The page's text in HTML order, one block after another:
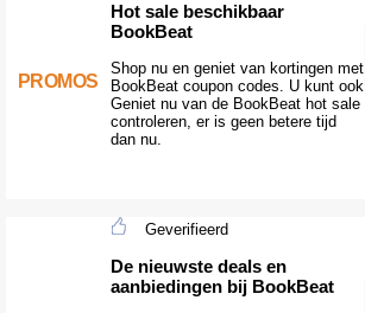
PROMOS
Hot sale beschikbaar
BookBeat
Shop nu en geniet van kortingen met
BookBeat coupon codes. U kunt ook
Geniet nu van de BookBeat hot sale
controleren, er is geen betere tijd
dan nu.
Geverifieerd
De nieuwste deals en
aanbiedingen bij BookBeat